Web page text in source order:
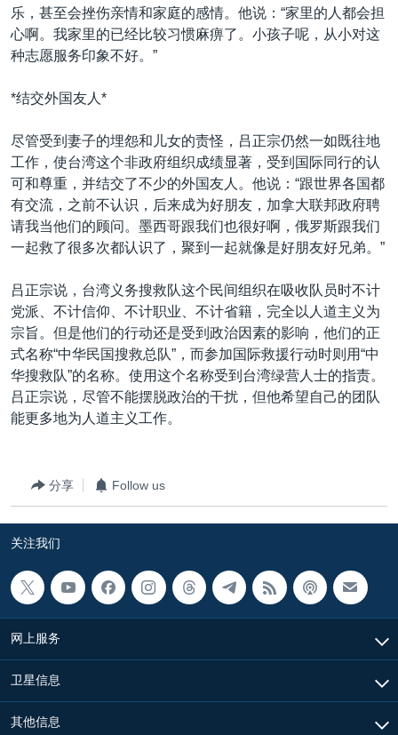
乐，甚至会挫伤亲情和家庭的感情。他说：“家里的人都会担
心啊。我家里的已经比较习惯麻痹了。小孩子呢，从小对这
种志愿服务印象不好。”
*结交外国友人*
尽管受到妻子的埋怨和儿女的责怪，吕正宗仍然一如既往地
工作，使台湾这个非政府组织成绩显著，受到国际同行的认
可和尊重，并结交了不少的外国友人。他说：“跟世界各国都
有交流，之前不认识，后来成为好朋友，加拿大联邦政府聘
请我当他们的顾问。墨西哥跟我们也很好啊，俄罗斯跟我们
一起救了很多次都认识了，聚到一起就像是好朋友好兄弟。”
吕正宗说，台湾义务搜救队这个民间组织在吸收队员时不计
党派、不计信仰、不计职业、不计省籍，完全以人道主义为
宗旨。但是他们的行动还是受到政治因素的影响，他们的正
式名称“中华民国搜救总队”，而参加国际救援行动时则用“中
华搜救队”的名称。使用这个名称受到台湾绿营人士的指责。
吕正宗说，尽管不能摆脱政治的干扰，但他希望自己的团队
能更多地为人道主义工作。
分享 Follow us
关注我们
网上服务
卫星信息
其他信息